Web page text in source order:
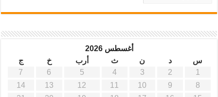
أغسطس 2026
س
د ن ث أرب خ
ج
1
2
3
4
5
6
7
8
9
10
11
12
13
14